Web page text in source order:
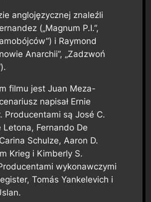
anglojęzycznej znaleźli
(„Magnum P.I.”,
i Raymond
Anarchii”, „Zadzwoń
filmu jest Juan Meza-
napisał Ernie
Producentami są José C.
Letona, Fernando De
Schulze, Aaron D.
Krieg i Kimberly S.
wykonawczymi
Tomás Yankelevich i